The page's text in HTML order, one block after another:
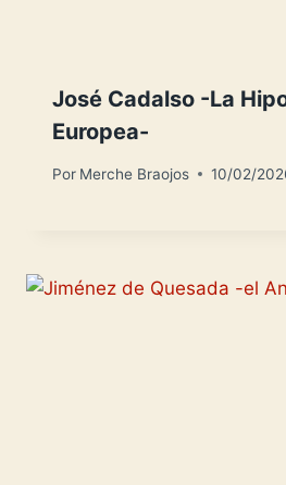
José Cadalso -La
Europea-
Por Merche Braojos 10/02/